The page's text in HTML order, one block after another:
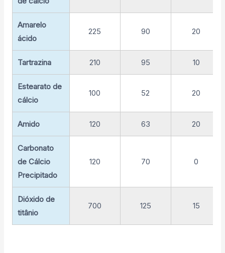
Amarelo
ácido
225 90 20
Tartrazina 210 95 10
Estearato de
cálcio
100 52 20
Amido 120 63 20
Carbonato
de Cálcio
Precipitado
120 70 0
Dióxido de
titânio
700 125 15